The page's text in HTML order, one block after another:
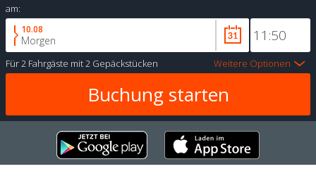
am:
10.08
Morgen
Für2 Fahrgäste mit2 Gepäckstücken Weitere Optionen